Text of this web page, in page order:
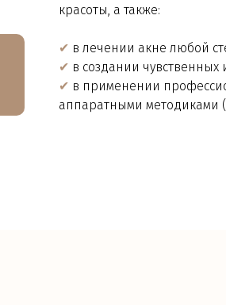
красоты, а также:
✔ в лечении акне любой
✔ в создании чувственных
✔ в применении
аппаратными методиками